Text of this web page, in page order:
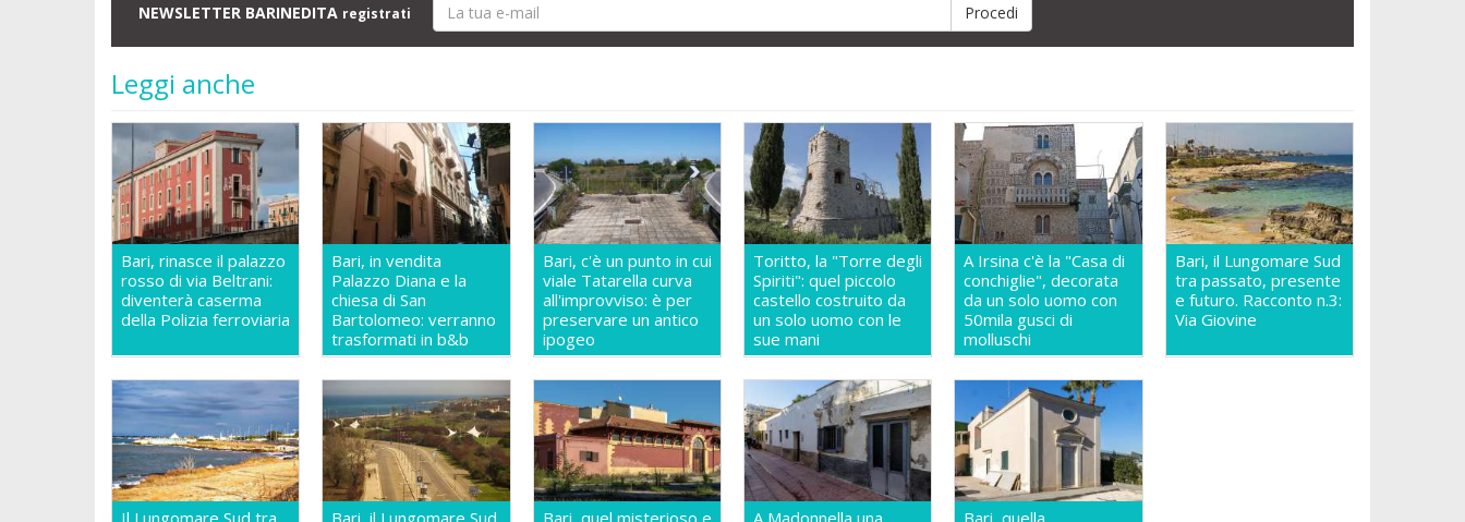
NEWSLETTER BARINEDITA registrati
Leggi anche
Bari, rinasce il palazzo
rosso di via Beltrani:
diventerà caserma
della Polizia ferroviaria
Bari, in vendita
Palazzo Diana e la
chiesa di San
Bartolomeo: verranno
trasformati in b&b
Bari, c'è un punto in cui
viale Tatarella curva
all'improvviso: è per
preservare un antico
ipogeo
Toritto, la "Torre degli
Spiriti": quel piccolo
castello costruito da
un solo uomo con le
sue mani
A Irsina c'è la "Casa di
conchiglie", decorata
da un solo uomo con
50mila gusci di
molluschi
Bari, il Lungomare Sud
tra passato, presente
e futuro. Racconto n.3:
Via Giovine